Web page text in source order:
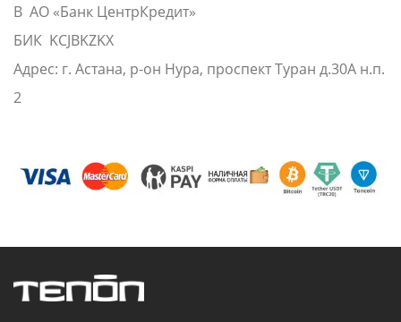
В АО «Банк ЦентрКредит»
БИК KCJBKZKX
Адрес: г. Астана, р-он Нура, проспект Туран д.30А н.п.
2